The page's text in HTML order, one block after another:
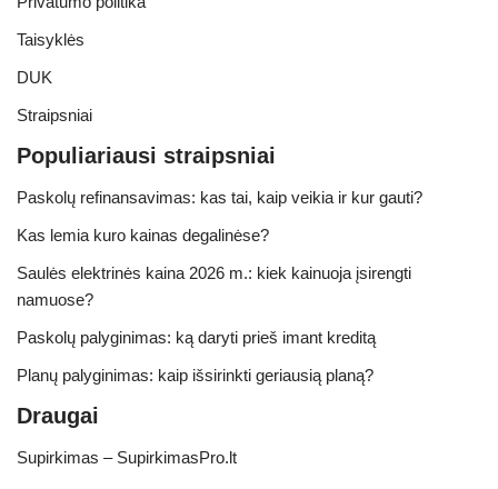
Taisyklės
DUK
Straipsniai
Populiariausi straipsniai
Paskolų refinansavimas: kas tai, kaip veikia ir kur gauti?
Kas lemia kuro kainas degalinėse?
Saulės elektrinės kaina 2026 m.: kiek kainuoja įsirengti
namuose?
Paskolų palyginimas: ką daryti prieš imant kreditą
Planų palyginimas: kaip išsirinkti geriausią planą?
Draugai
Supirkimas – SupirkimasPro.lt